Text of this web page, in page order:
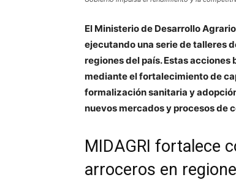
El Ministerio de Desarrollo
ejecutando una serie de talleres
regiones del país. Estas
mediante el fortalecimiento de
formalización sanitaria y
nuevos mercados y procesos de
MIDAGRI fortalece
arroceros en